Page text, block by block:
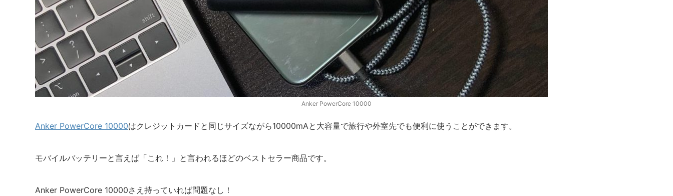
Anker PowerCore 10000
Anker PowerCore 10000はクレジットカードと同じサイズながら10000mAと大容量で旅行や外室先でも便利に使うことができます。
モバイルバッテリーと言えば「これ！」と言われるほどのベストセラー商品です。
Anker PowerCore 10000さえ持っていれば問題なし！